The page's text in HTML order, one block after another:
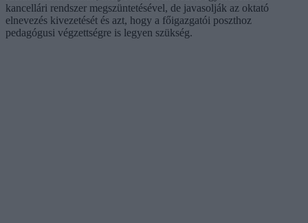
kancellári rendszer megszüntetésével, de javasolják az oktató
elnevezés kivezetését és azt, hogy a főigazgatói poszthoz
pedagógusi végzettségre is legyen szükség.